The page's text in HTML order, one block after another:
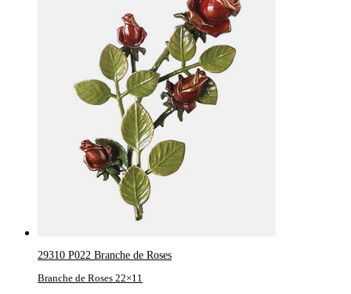
29310 P022 Branche de Roses
Branche de Roses 22×11